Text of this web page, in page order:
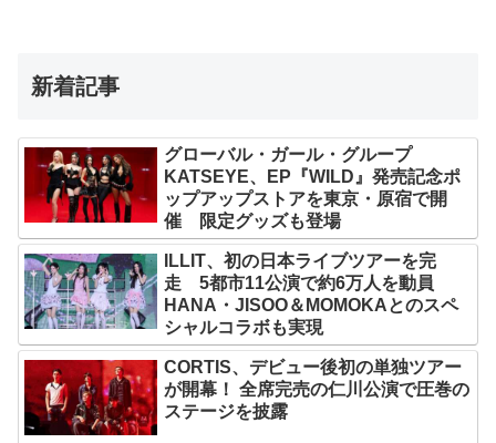
新着記事
グローバル・ガール・グループ
KATSEYE、EP『WILD』発売記念ポ
ップアップストアを東京・原宿で開
催 限定グッズも登場
ILLIT、初の日本ライブツアーを完
走 5都市11公演で約6万人を動員
HANA・JISOO＆MOMOKAとのスペ
シャルコラボも実現
CORTIS、デビュー後初の単独ツアー
が開幕！ 全席完売の仁川公演で圧巻の
ステージを披露